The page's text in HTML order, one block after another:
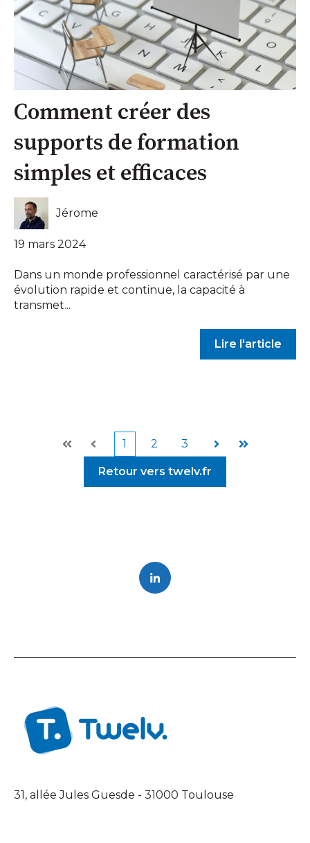
Comment créer des
supports de formation
simples et efficaces
Jérome
19 mars 2024
Dans un monde professionnel caractérisé par une
évolution rapide et continue, la capacité à
transmet...
Lire l'article
PremierPrécédent
1 2 3
SuivantDernier
Retour vers twelv.fr
31, allée Jules Guesde - 31000 Toulouse